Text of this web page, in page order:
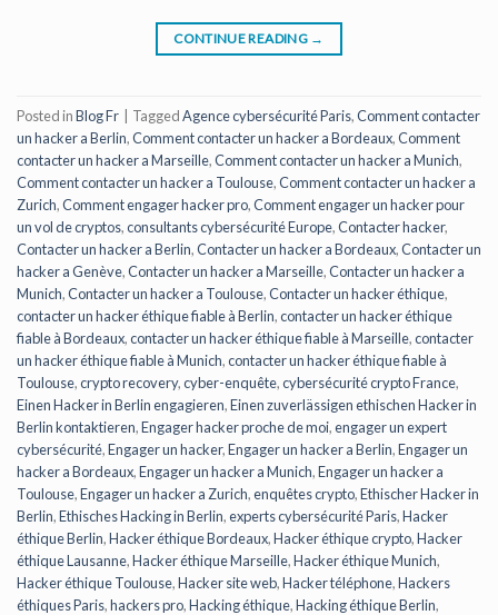
CONTINUE READING →
Posted inBlog Fr | TaggedAgence cybersécurité Paris,Comment contacter
un hacker a Berlin,Comment contacter un hacker a Bordeaux,Comment
contacter un hacker a Marseille,Comment contacter un hacker a Munich,
Comment contacter un hacker a Toulouse,Comment contacter un hacker a
Zurich,Comment engager hacker pro,Comment engager un hacker pour
un vol de cryptos,consultants cybersécurité Europe,Contacter hacker,
Contacter un hacker a Berlin,Contacter un hacker a Bordeaux,Contacter un
hacker a Genève,Contacter un hacker a Marseille,Contacter un hacker a
Munich,Contacter un hacker a Toulouse,Contacter un hacker éthique,
contacter un hacker éthique fiable à Berlin,contacter un hacker éthique
fiable à Bordeaux,contacter un hacker éthique fiable à Marseille,contacter
un hacker éthique fiable à Munich,contacter un hacker éthique fiable à
Toulouse,crypto recovery,cyber-enquête,cybersécurité crypto France,
Einen Hacker in Berlin engagieren,Einen zuverlässigen ethischen Hacker in
Berlin kontaktieren,Engager hacker proche de moi,engager un expert
cybersécurité,Engager un hacker,Engager un hacker a Berlin,Engager un
hacker a Bordeaux,Engager un hacker a Munich,Engager un hacker a
Toulouse,Engager un hacker a Zurich,enquêtes crypto,Ethischer Hacker in
Berlin,Ethisches Hacking in Berlin,experts cybersécurité Paris,Hacker
éthique Berlin,Hacker éthique Bordeaux,Hacker éthique crypto,Hacker
éthique Lausanne,Hacker éthique Marseille,Hacker éthique Munich,
Hacker éthique Toulouse,Hacker site web,Hacker téléphone,Hackers
éthiques Paris,hackers pro,Hacking éthique,Hacking éthique Berlin,